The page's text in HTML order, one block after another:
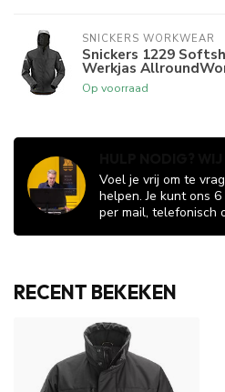
SNICKERS WORKWEAR
Snickers 1229
Werkjas
Op voorraad
Voel je vrij om te
helpen. Je kunt ons
per mail, telefonisch
RECENT BEKEKEN